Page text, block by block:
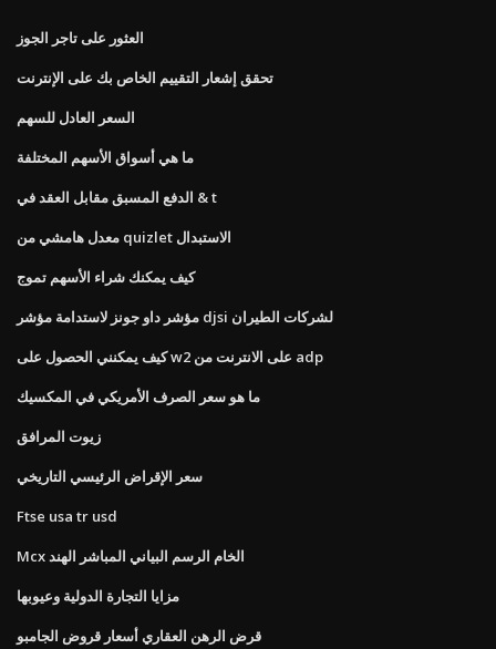
العثور على تاجر الجوز
تحقق إشعار التقييم الخاص بك على الإنترنت
السعر العادل للسهم
ما هي أسواق الأسهم المختلفة
الدفع المسبق مقابل العقد في & t
معدل هامشي من quizlet الاستبدال
كيف يمكنك شراء الأسهم تموج
مؤشر داو جونز لاستدامة مؤشر djsi لشركات الطيران
كيف يمكنني الحصول على w2 على الانترنت من adp
ما هو سعر الصرف الأمريكي في المكسيك
زيوت المرافق
سعر الإقراض الرئيسي التاريخي
Ftse usa tr usd
Mcx الخام الرسم البياني المباشر الهند
مزايا التجارة الدولية وعيوبها
قرض الرهن العقاري أسعار قروض الجامبو